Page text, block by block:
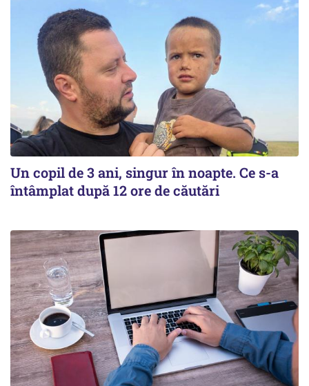
Un copil de 3 ani, singur în noapte. Ce s-a
întâmplat după 12 ore de căutări